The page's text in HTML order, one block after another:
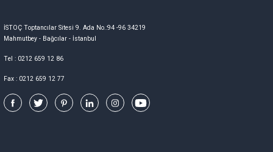
İSTOÇ Toptancılar Sitesi 9. Ada No.:94 -96 34219
Mahmutbey - Bağcılar - İstanbul
Tel : 0212 659 12 86
Fax : 0212 659 12 77